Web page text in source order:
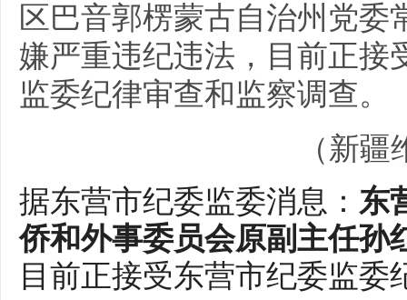
区巴音郭楞蒙古自治州党
嫌严重违纪违法，目前正接
监委纪律审查和监察调查。
（新疆
据东营市纪委监委消息： 东
侨和外事委员会原副主任孙
目前正接受东营市纪委监委